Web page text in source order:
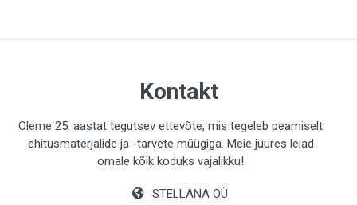
Kontakt
Oleme 25. aastat tegutsev ettevõte, mis tegeleb peamiselt
ehitusmaterjalide ja -tarvete müügiga. Meie juures leiad
omale kõik koduks vajalikku!
STELLANA OÜ